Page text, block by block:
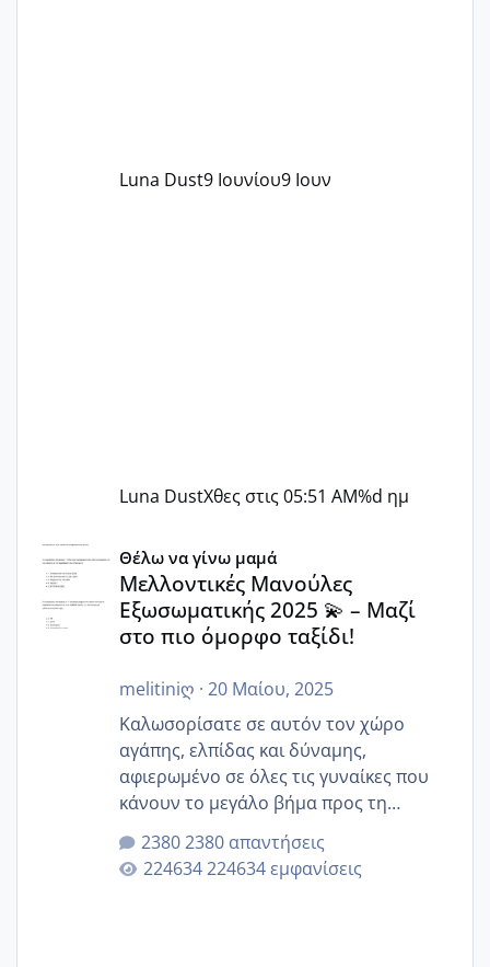
Luna Dust9 Ιουνίου9 Ιουν
Luna DustΧθες στις 05:51 AM%d ημ
Μελλοντικές Μανούλες Εξωσωματικής 2025 💫 – Μαζί
Θέλω να γίνω μαμά
Μελλοντικές Μανούλες
Εξωσωματικής 2025 💫 – Μαζί
στο πιο όμορφο ταξίδι!
melitiniღ · 20 Μαίου, 2025
Καλωσορίσατε σε αυτόν τον χώρο
αγάπης, ελπίδας και δύναμης,
αφιερωμένο σε όλες τις γυναίκες που
κάνουν το μεγάλο βήμα προς τη
μητρότητα μέσω εξωσωματικής το 2025.
Εδώ θα μοιραστούμε αγωνίες, χαρές,
εμπειρίες και κάθε μικρή ή μεγάλη
2380 απαντήσεις
224634 εμφανίσεις